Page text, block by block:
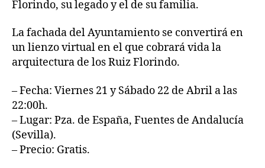
Florindo, su legado y el de su familia.
La fachada del Ayuntamiento se convertirá en
un lienzo virtual en el que cobrará vida la
arquitectura de los Ruiz Florindo.
– Fecha: Viernes 21 y Sábado 22 de Abril a las
22:00h.
– Lugar: Pza. de España, Fuentes de Andalucía
(Sevilla).
– Precio: Gratis.